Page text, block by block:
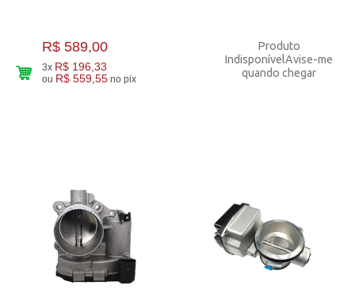
R$ 589,00
3x R$ 196,33
ou R$ 559,55 no pix
Produto
IndisponívelAvise-me
quando chegar